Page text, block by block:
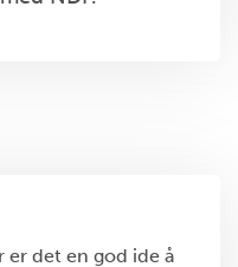
er det en god ide å